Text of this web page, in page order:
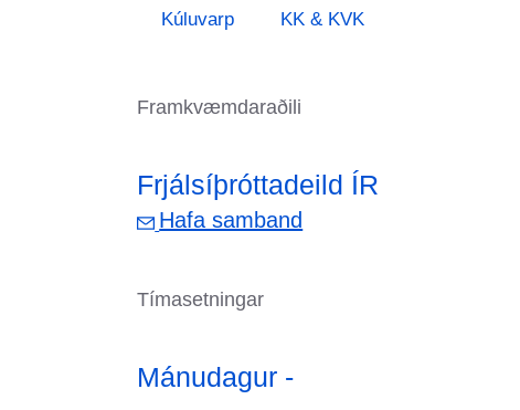
Kúluvarp KK & KVK
Framkvæmdaraðili
Frjálsíþróttadeild ÍR
Hafa samband
Tímasetningar
Mánudagur -